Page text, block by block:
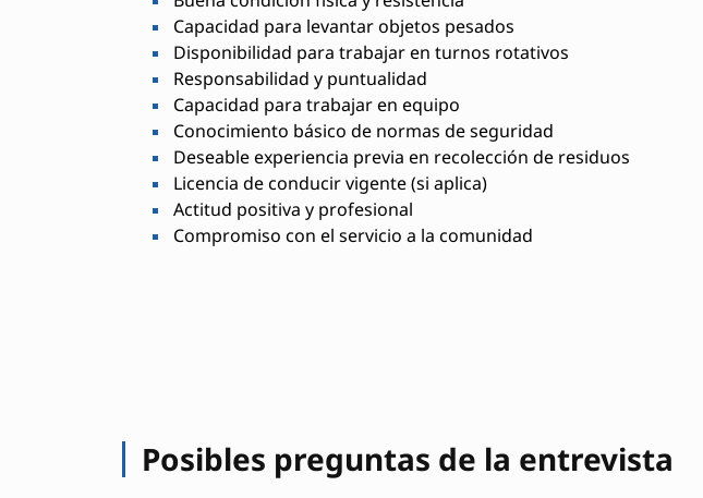
Capacidad para levantar objetos pesados
Disponibilidad para trabajar en turnos rotativos
Responsabilidad y puntualidad
Capacidad para trabajar en equipo
Conocimiento básico de normas de seguridad
Deseable experiencia previa en recolección de residuos
Licencia de conducir vigente (si aplica)
Actitud positiva y profesional
Compromiso con el servicio a la comunidad
Posibles preguntas de la entrevista